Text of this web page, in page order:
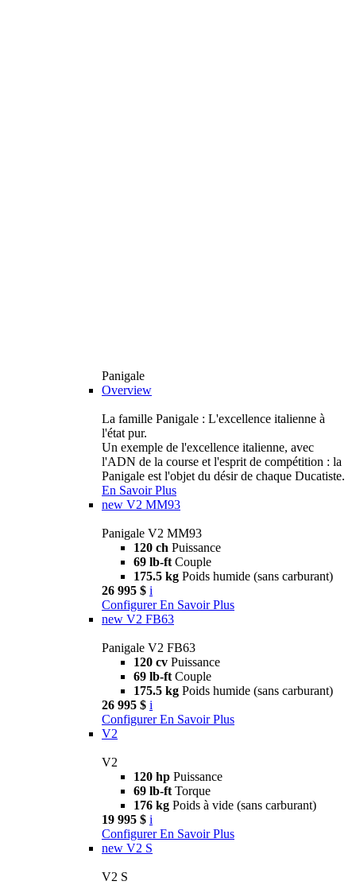
Panigale
Overview
La famille Panigale : L'excellence italienne à
l'état pur.
Un exemple de l'excellence italienne, avec
l'ADN de la course et l'esprit de compétition : la
Panigale est l'objet du désir de chaque Ducatiste.
En Savoir Plus
new V2 MM93
Panigale V2 MM93
120 ch Puissance
69 lb-ft Couple
175.5 kg Poids humide (sans carburant)
26 995 $ i
Configurer En Savoir Plus
new V2 FB63
Panigale V2 FB63
120 cv Puissance
69 lb-ft Couple
175.5 kg Poids humide (sans carburant)
26 995 $ i
Configurer En Savoir Plus
V2
V2
120 hp Puissance
69 lb-ft Torque
176 kg Poids à vide (sans carburant)
19 995 $ i
Configurer En Savoir Plus
new V2 S
V2 S